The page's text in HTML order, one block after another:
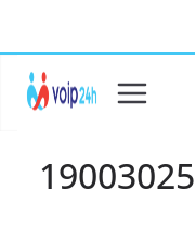
19003025